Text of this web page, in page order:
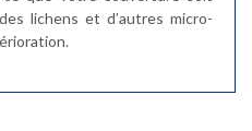
lichens et d’autres micro-